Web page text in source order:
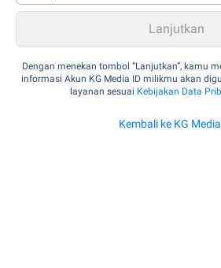
Dengan menekan tombol “Lanjutkan”, kamu
informasi Akun KG Media ID milikmu akan
layanan sesuai Kebijakan Data
Kembali ke KG